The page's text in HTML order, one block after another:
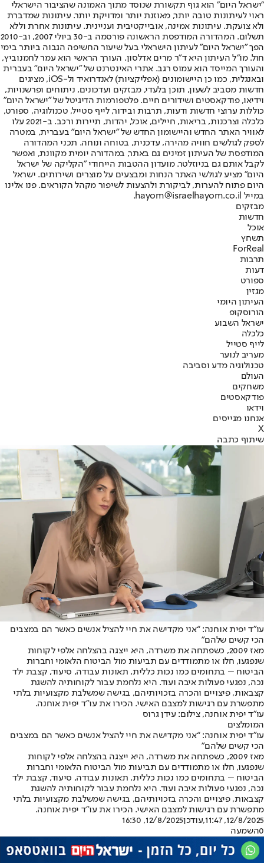
"ישראל היום" הוא גוף תקשורת שנוסד מתוך האמונה שהציבור הישראלי
ראוי לעיתונות טובה יותר, מאוזנת יותר ומדויקת יותר. עיתונות שמדברת
ולא צועקת. עיתונות אמינה, אובייקטיבית ועניינית. עיתונות אחרת וללא
תשלום. המהדורה המודפסת הראשונה פורסמה ב-30 ביולי 2007, וב-2010
הפך "ישראל היום" לעיתון הישראלי בעל שיעור החשיפה הגבוה ביותר בימי
חול. מו"ל העיתון היא ד"ר מרים אדלסון. העורך הראשי הוא עמר לחמנוביץ,
והעורך המייסד הוא עמוס רגב. אתרי האינטרנט של "ישראל היום" בעברית
ובאנגלית, כמו כן היישומונים (אפליקציות) לאנדרואיד ול-iOS, מציגים
חדשות מסביב לשעון, תוכן בלעדי, מבזקים ועדכונים, ניתוחים ופרשנויות,
וידיאו, פודקאסטים ושידורים חיים. פלטפורמות הדיגיטל של "ישראל היום"
כוללות ערוצי חדשות ודעות, תרבות ובידור, לייף סטייל, טכנולוגיה, ספורט,
כלכלה וצרכנות, בריאות, חיילים, אוכל, יהדות, תיירות ורכב. ב-2021 עלו
לאוויר האתר החדש והיישומון החדש של "ישראל היום" בעברית, במטרה
לספק לגולשים חוויה מהירה, עדכנית, בטוחה ונוחה. תכני המהדורה
המודפסת של העיתון זמינים גם באתר, במהדורה יומית מקוונת, ואפשר
לקבל אותם גם בניוזלטר. מועדון ההטבות הייחודי "הקליקה של ישראל
היום" מציע לגולשי האתר הנחות ומבצעים על מוצרים ושירותים. ישראל
היום פתוח להערות, לביקורת ולהצעות לשיפור מקהל הקוראים. פנו אלינו
במייל hayom@israelhayom.co.il.
מבזקים
חדשות
אוכל
תשחץ
ForReal
תרבות
דעות
ספורט
מגזין
העיתון היומי
הורוסקופ
ישראל השבוע
כלכלה
לייף סטייל
מעריב לנוער
טכנולוגיה מדע וסביבה
העולם
משחקים
פודקאסטים
וידאו
אנחנו מגייסים
X
שיתוף כתבה
עו”ד יפית אוחנה: “אני מקדישה את חיי להציל אנשים כאשר הם במצבים
הכי קשים שלהם”
מאז 2009, כשפתחה את משרדה, היא ייצגה בהצלחה אלפי לקוחות
שנפגעו, חלו או מתמודדים עם תביעות מול הביטוח הלאומי וחברות
הביטוח – בתחומים כמו נכות כללית, תאונות עבודה, סיעוד, קצבת ילד
נכה, נפגעי פעולות איבה ועוד. היא נלחמת עבור לקוחותיה להשגת
קצבאות, פיצויים והכרה בזכויותיהם, בגישה שמשלבת מקצועיות בלתי
מתפשרת עם רגישות למצבם האישי. הכירו את עו"ד יפית אוחנה.
עו"ד יפית אוחנה, צילום: עידן גרוס
המומלצים
עו”ד יפית אוחנה: “אני מקדישה את חיי להציל אנשים כאשר הם במצבים
הכי קשים שלהם”
מאז 2009, כשפתחה את משרדה, היא ייצגה בהצלחה אלפי לקוחות
שנפגעו, חלו או מתמודדים עם תביעות מול הביטוח הלאומי וחברות
הביטוח – בתחומים כמו נכות כללית, תאונות עבודה, סיעוד, קצבת ילד
נכה, נפגעי פעולות איבה ועוד. היא נלחמת עבור לקוחותיה להשגת
קצבאות, פיצויים והכרה בזכויותיהם, בגישה שמשלבת מקצועיות בלתי
מתפשרת עם רגישות למצבם האישי. הכירו את עו"ד יפית אוחנה.
12/8/2025, 11:47
,עודכן12/8/2025, 16:30
0השמעה